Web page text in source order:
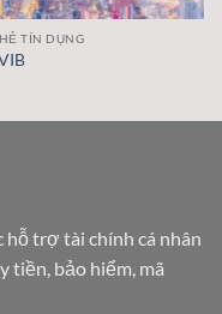
TÍN DỤNG
hỗ trợ tài chính cá nhân
tiền, bảo hiểm, mã